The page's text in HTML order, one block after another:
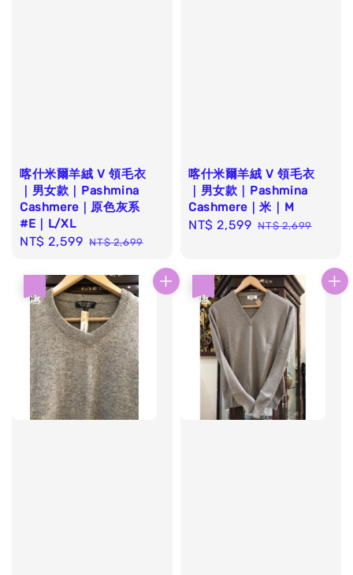
喀什米爾羊絨 V 領毛衣
｜男女款｜Pashmina
Cashmere｜原色灰系
#E｜L/XL
Sale
NT$ 2,599 Regular
NT$ 2,699
喀什米爾羊絨 V 領毛衣
｜男女款｜Pashmina
Cashmere｜米｜M
Sale
NT$ 2,599 Regular
NT$ 2,699